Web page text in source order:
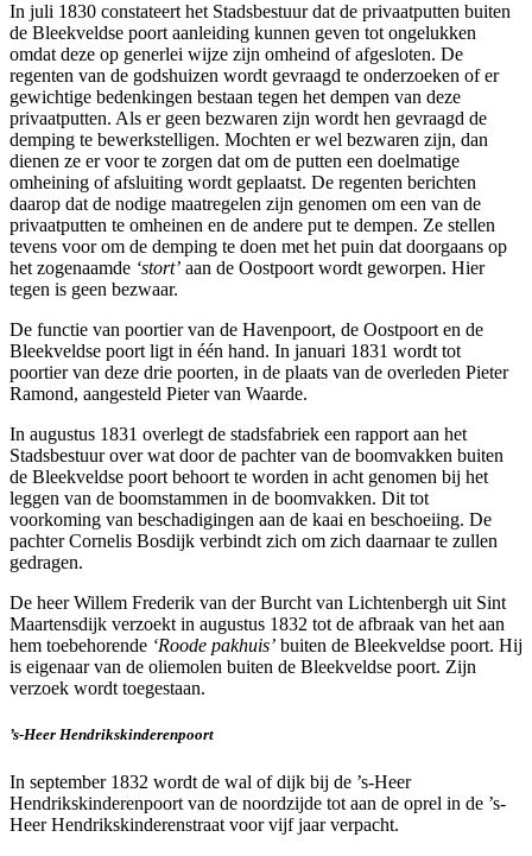
In juli 1830 constateert het Stadsbestuur dat de privaatputten buiten
de Bleekveldse poort aanleiding kunnen geven tot ongelukken
omdat deze op generlei wijze zijn omheind of afgesloten. De
regenten van de godshuizen wordt gevraagd te onderzoeken of er
gewichtige bedenkingen bestaan tegen het dempen van deze
privaatputten. Als er geen bezwaren zijn wordt hen gevraagd de
demping te bewerkstelligen. Mochten er wel bezwaren zijn, dan
dienen ze er voor te zorgen dat om de putten een doelmatige
omheining of afsluiting wordt geplaatst. De regenten berichten
daarop dat de nodige maatregelen zijn genomen om een van de
privaatputten te omheinen en de andere put te dempen. Ze stellen
tevens voor om de demping te doen met het puin dat doorgaans op
het zogenaamde ‘stort’ aan de Oostpoort wordt geworpen. Hier
tegen is geen bezwaar.
De functie van poortier van de Havenpoort, de Oostpoort en de
Bleekveldse poort ligt in één hand. In januari 1831 wordt tot
poortier van deze drie poorten, in de plaats van de overleden Pieter
Ramond, aangesteld Pieter van Waarde.
In augustus 1831 overlegt de stadsfabriek een rapport aan het
Stadsbestuur over wat door de pachter van de boomvakken buiten
de Bleekveldse poort behoort te worden in acht genomen bij het
leggen van de boomstammen in de boomvakken. Dit tot
voorkoming van beschadigingen aan de kaai en beschoeiing. De
pachter Cornelis Bosdijk verbindt zich om zich daarnaar te zullen
gedragen.
De heer Willem Frederik van der Burcht van Lichtenbergh uit Sint
Maartensdijk verzoekt in augustus 1832 tot de afbraak van het aan
hem toebehorende ‘Roode pakhuis’ buiten de Bleekveldse poort. Hij
is eigenaar van de oliemolen buiten de Bleekveldse poort. Zijn
verzoek wordt toegestaan.
’s-Heer Hendrikskinderenpoort
In september 1832 wordt de wal of dijk bij de ’s-Heer
Hendrikskinderenpoort van de noordzijde tot aan de oprel in de ’s-
Heer Hendrikskinderenstraat voor vijf jaar verpacht.